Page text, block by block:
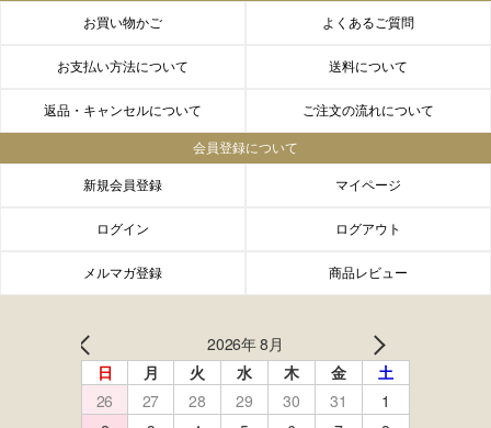
お買い物かご よくあるご質問
お支払い方法について 送料について
返品・キャンセルについて ご注文の流れについて
会員登録について
新規会員登録 マイページ
ログイン ログアウト
メルマガ登録 商品レビュー